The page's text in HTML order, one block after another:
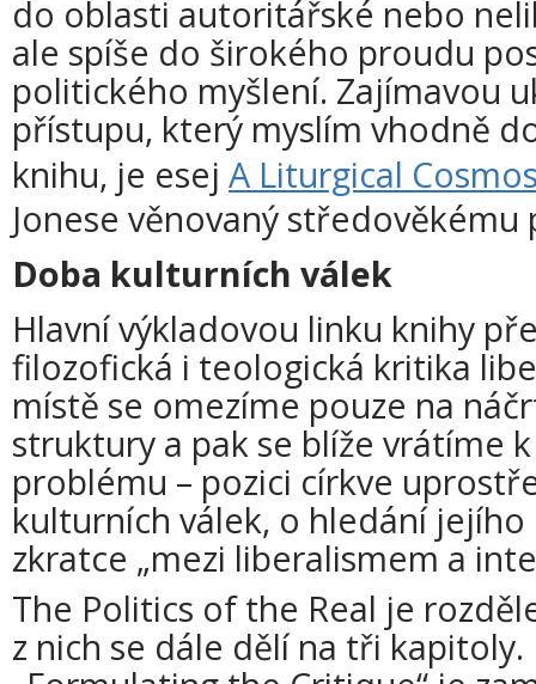
do oblasti autoritářské nebo
ale spíše do širokého proudu
politického myšlení. Zajímavou
přístupu, který myslím vhodně
knihu, je esej A Liturgical
Jonese věnovaný
Doba kulturních válek
Hlavní výkladovou linku knihy
filozofická i teologická kritika
místě se omezíme pouze na
struktury a pak se blíže vrátíme
problému – pozici církve
kulturních válek, o hledání
zkratce „mezi liberalismem a
The Politics of the Real je
z nich se dále dělí na tři kapitoly.